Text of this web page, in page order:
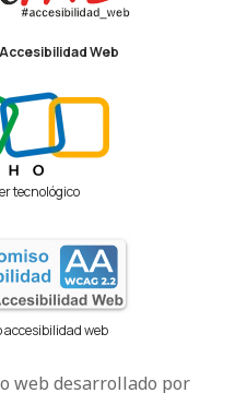
Accesibilidad Web
tecnológico
accesibilidad web
web desarrollado por